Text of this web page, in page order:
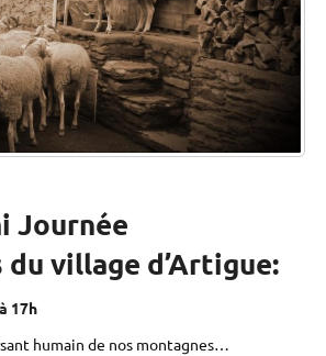
Journée
du village d’Artigue:
17h
humain de nos montagnes…